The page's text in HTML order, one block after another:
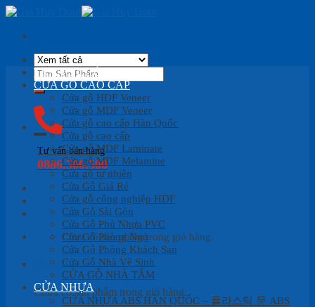
Skip
content
Tìm
kiếm:
Tư vấn bán hàng
0886.500.500
Chưa có sản phẩm trong giỏ hàng.
Giỏ hàng
Chưa có sản phẩm trong giỏ hàng.
TRANG CHỦ
CỬA GỖ CAO CẤP
Cửa gỗ HDF Veneer
Cửa gỗ MDF Veneer
Cửa gỗ cao cấp Hàn Quốc
Cửa gỗ cao cấp
Cửa gỗ MDF Laminate
Cửa gỗ MDF Melamine
Cửa gỗ tự nhiên
Cửa Gỗ Giá Rẻ
Cửa gỗ công nghiệp HDF
Cửa Gỗ Sài Gòn
Cửa Gỗ Phủ Nhựa PVC
Cửa Gỗ Phòng Ngủ
Cửa Gỗ Phòng Khách Sạn
Cửa Gỗ Nhà Vệ Sinh
CỬA GỖ NHÀ TẮM
CỬA NHỰA
CỬA NHỰA ABS HÀN QUỐC – 플라스틱 문 ABS